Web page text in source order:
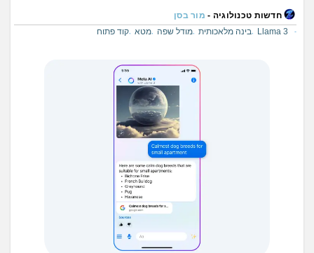
חדשות טכנולוגיה - מור בסן
Llama 3
בינה מלאכותית מודל שפה מטא קוד פתוח